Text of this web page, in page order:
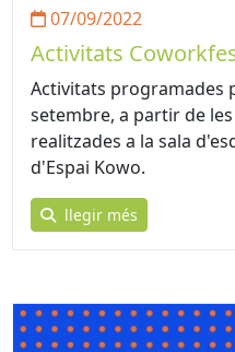
07/09/2022
Activitats
Activitats programades
setembre, a partir de les
realitzades a la sala
d'Espai Kowo.
llegir més